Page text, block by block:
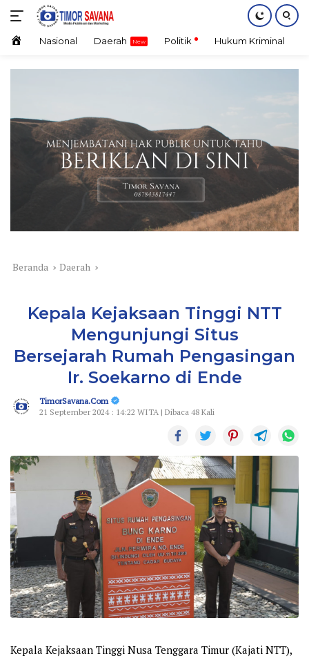
Langsung
konten HomeNasional Daerah Politik Hukum Kriminal
Beranda Daerah
Kepala Kejaksaan Tinggi NTT
Mengunjungi Situs
Bersejarah Rumah Pengasingan
Ir. Soekarno di Ende
TimorSavana.Com
21 September 2024 : 14:22 WITA | Dibaca 48 Kali
Kepala Kejaksaan Tinggi Nusa Tenggara Timur (Kajati NTT),